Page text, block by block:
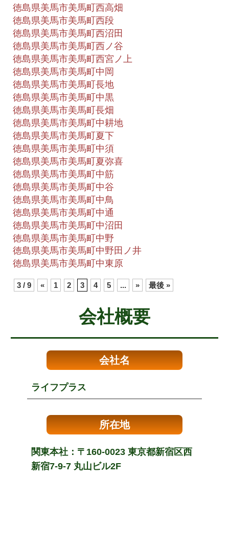
徳島県美馬市美馬町西高畑
徳島県美馬市美馬町西段
徳島県美馬市美馬町西沼田
徳島県美馬市美馬町西ノ谷
徳島県美馬市美馬町西宮ノ上
徳島県美馬市美馬町中岡
徳島県美馬市美馬町長地
徳島県美馬市美馬町中黒
徳島県美馬市美馬町長畑
徳島県美馬市美馬町中耕地
徳島県美馬市美馬町夏下
徳島県美馬市美馬町中須
徳島県美馬市美馬町夏弥喜
徳島県美馬市美馬町中筋
徳島県美馬市美馬町中谷
徳島県美馬市美馬町中鳥
徳島県美馬市美馬町中通
徳島県美馬市美馬町中沼田
徳島県美馬市美馬町中野
徳島県美馬市美馬町中野田ノ井
徳島県美馬市美馬町中東原
3 / 9 « 1 2 3 4 5 ... » 最後 »
会社概要
会社名
ライフプラス
所在地
関東本社：〒160-0023 東京都新宿区西
新宿7-9-7 丸山ビル2F